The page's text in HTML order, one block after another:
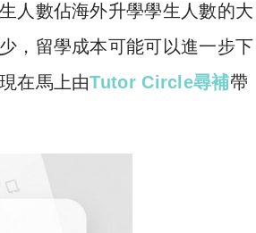
p
y
Li
at
s
A
人數佔海外升學學生人數的大
，留學成本可能可以進一步下
在馬上由Tutor Circle尋補帶